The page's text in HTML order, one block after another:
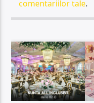
comentariilor tale.